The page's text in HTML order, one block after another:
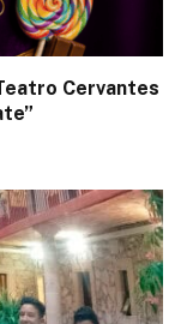
Cervantes